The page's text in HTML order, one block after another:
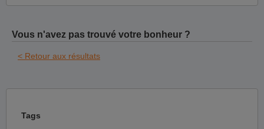
Vous n'avez pas trouvé votre bonheur ?
< Retour aux résultats
Tags